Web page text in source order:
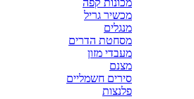
מכונות קפה
מכשיר גריל
מנגלים
מסחטת הדרים
מעבדי מזון
מצנם
סירים חשמליים
פלנצות